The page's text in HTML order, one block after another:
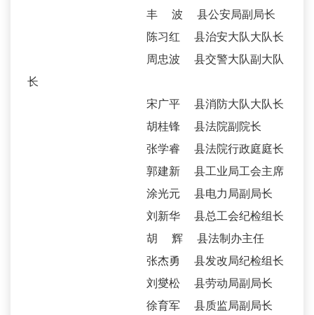
丰 波 县公安局副局长
陈习红 县治安大队大队长
周忠波 县交警大队副大队
长
宋广平 县消防大队大队长
胡桂锋 县法院副院长
张学睿 县法院行政庭庭长
郭建新 县工业局工会主席
涂光元 县电力局副局长
刘新华 县总工会纪检组长
胡 辉 县法制办主任
张杰勇 县发改局纪检组长
刘燮松 县劳动局副局长
徐育军 县质监局副局长